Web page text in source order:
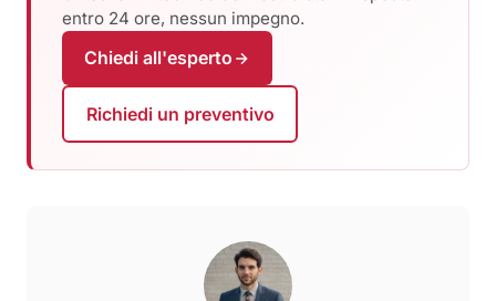
entro 24 ore, nessun impegno.
Chiedi all'esperto
Richiedi un preventivo